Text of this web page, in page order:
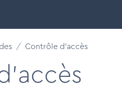
Contrôle d'accès